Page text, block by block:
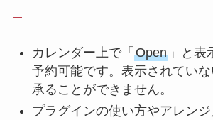
カレンダー上で「 Open」と表
予約可能です。表示されてい
承ることができません。
プラグインの使い方やアレン